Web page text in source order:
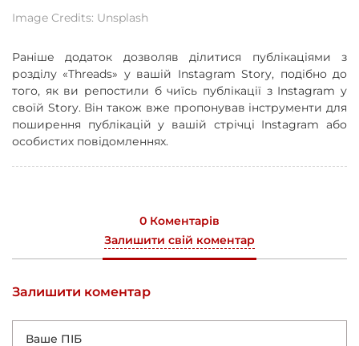
Image Credits: Unsplash
Раніше додаток дозволяв ділитися публікаціями з
розділу «Threads» у вашій Instagram Story, подібно до
того, як ви репостили б чиїсь публікації з Instagram у
своїй Story. Він також вже пропонував інструменти для
поширення публікацій у вашій стрічці Instagram або
особистих повідомленнях.
0 Коментарів
Залишити свій коментар
Залишити коментар